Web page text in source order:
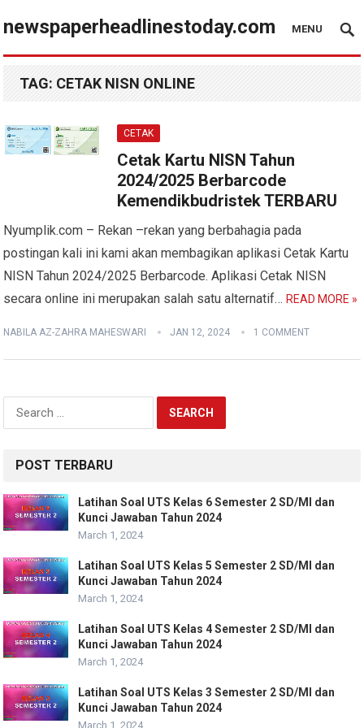
newspaperheadlinestoday.com MENU
TAG: CETAK NISN ONLINE
CETAK
Cetak Kartu NISN Tahun
2024/2025 Berbarcode
Kemendikbudristek TERBARU
Nyumplik.com – Rekan –rekan yang berbahagia pada
postingan kali ini kami akan membagikan aplikasi Cetak Kartu
NISN Tahun 2024/2025 Berbarcode. Aplikasi Cetak NISN
secara online ini merupakan salah satu alternatif…READ MORE »
NABILA AZ-ZAHRA MAHESWARI JAN 12, 2024 1 COMMENT
Search
for:
POST TERBARU
Latihan Soal UTS Kelas 6 Semester 2 SD/MI dan
Kunci Jawaban Tahun 2024
March 1, 2024
Latihan Soal UTS Kelas 5 Semester 2 SD/MI dan
Kunci Jawaban Tahun 2024
March 1, 2024
Latihan Soal UTS Kelas 4 Semester 2 SD/MI dan
Kunci Jawaban Tahun 2024
March 1, 2024
Latihan Soal UTS Kelas 3 Semester 2 SD/MI dan
Kunci Jawaban Tahun 2024
March 1, 2024